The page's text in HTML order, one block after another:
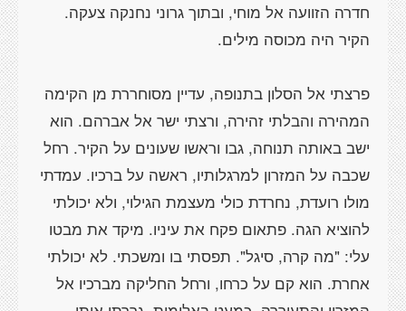
חדרה הזוועה אל מוחי, ובתוך גרוני נחנקה צעקה.
פרצתי אל הסלון בתנופה, עדיין מסוחררת מן הקימה
המהירה והבלתי זהירה, ורצתי ישר אל אברהם. הוא
ישב באותה תנוחה, גבו וראשו שעונים על הקיר. רחל
שכבה על המזרון למרגלותיו, ראשה על ברכיו. עמדתי
מולו רועדת, נחרדת כולי מעצמת הגילוי, ולא יכולתי
להוציא הגה. פתאום פקח את עיניו. מיקד את מבטו
עלי: "מה קרה, סיגל". תפסתי בו ומשכתי. לא יכולתי
אחרת. הוא קם על כרחו, ורחל החליקה מברכיו אל